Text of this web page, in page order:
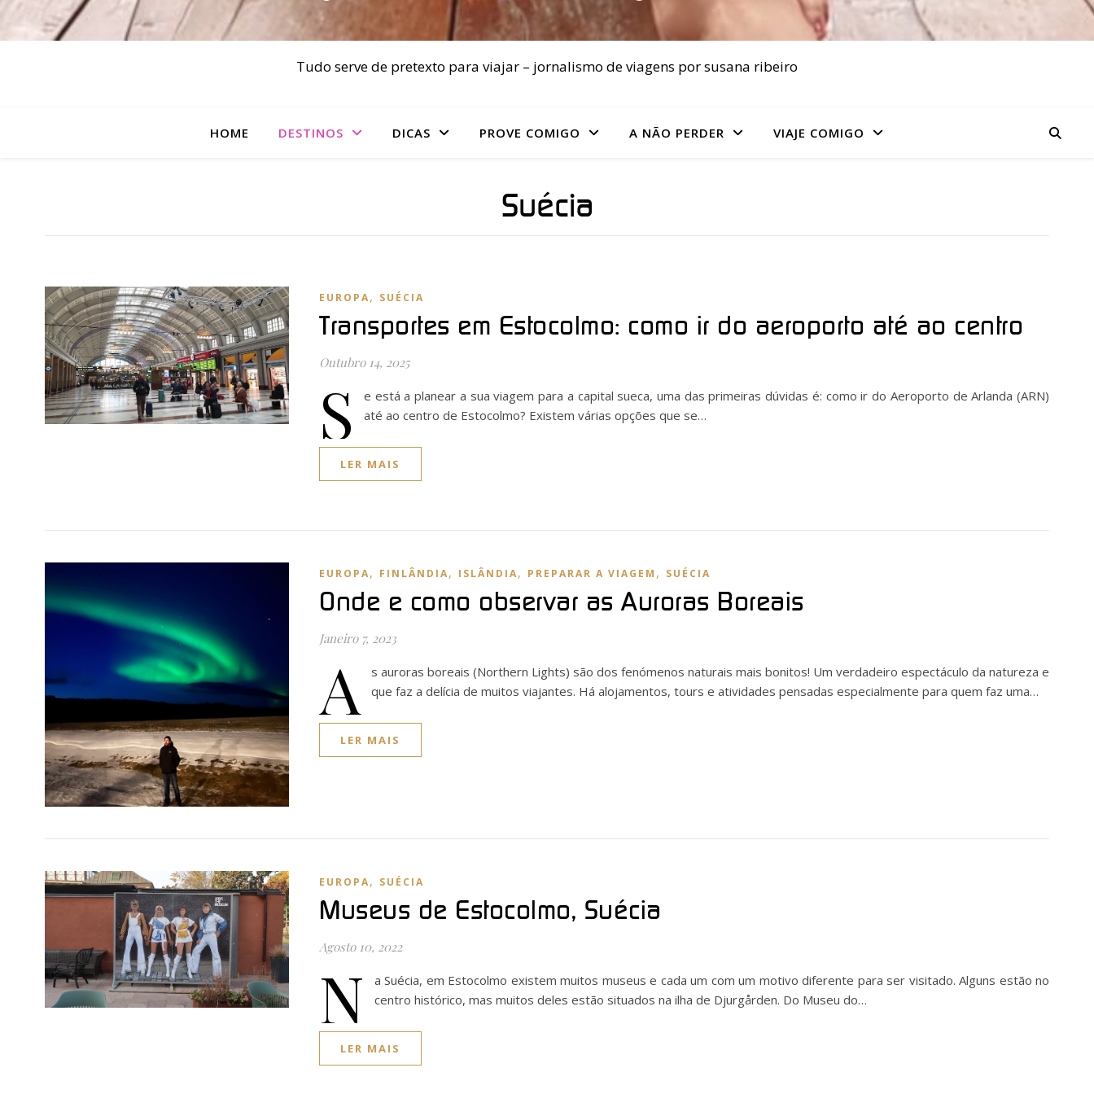
Tudo serve de pretexto para viajar – jornalismo de viagens por susana ribeiro
HOME DESTINOS DICAS PROVE COMIGO A NÃO PERDER VIAJE COMIGO
Suécia
EUROPA, SUÉCIA
Transportes em Estocolmo: como ir do aeroporto até ao centro
Outubro 14, 2025
S
e está a planear a sua viagem para a capital sueca, uma das primeiras dúvidas é: como ir do Aeroporto de Arlanda (ARN)
até ao centro de Estocolmo? Existem várias opções que se…
LER MAIS
EUROPA, FINLÂNDIA, ISLÂNDIA, PREPARAR A VIAGEM , SUÉCIA
Onde e como observar as Auroras Boreais
Janeiro 7, 2023
A
s auroras boreais (Northern Lights) são dos fenómenos naturais mais bonitos! Um verdadeiro espectáculo da natureza e
que faz a delícia de muitos viajantes. Há alojamentos, tours e atividades pensadas especialmente para quem faz uma…
LER MAIS
EUROPA, SUÉCIA
Museus de Estocolmo, Suécia
Agosto 10, 2022
N
a Suécia, em Estocolmo existem muitos museus e cada um com um motivo diferente para ser visitado. Alguns estão no
centro histórico, mas muitos deles estão situados na ilha de Djurgården. Do Museu do…
LER MAIS